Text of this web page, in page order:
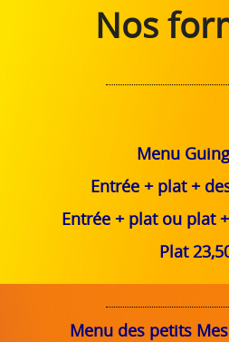
Nos
Menu
Entrée + plat +
Entrée + plat ou plat
Plat
Menu des petits